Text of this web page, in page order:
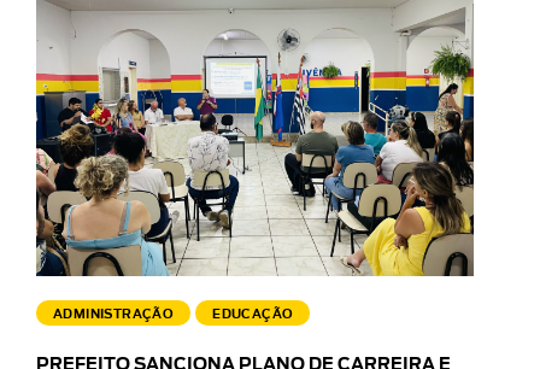
ADMINISTRAÇÃO EDUCAÇÃO